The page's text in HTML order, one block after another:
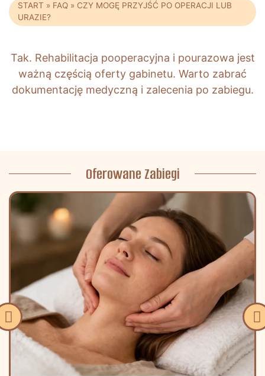
START » FAQ » CZY MOGĘ PRZYJŚĆ PO OPERACJI LUB
URAZIE?
Tak. Rehabilitacja pooperacyjna i pourazowa jest
ważną częścią oferty gabinetu. Warto zabrać
dokumentację medyczną i zalecenia po zabiegu.
Oferowane Zabiegi